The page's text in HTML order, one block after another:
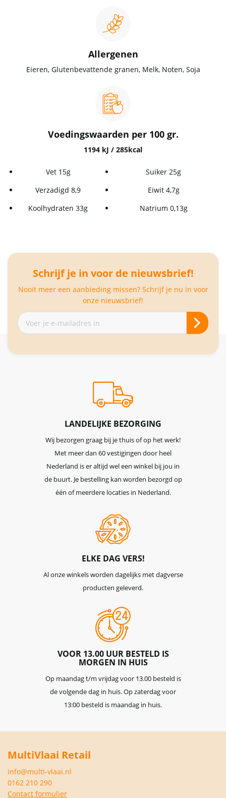
Allergenen
Eieren, Glutenbevattende granen, Melk, Noten, Soja
Voedingswaarden per 100 gr.
1194 kJ / 285kcal
Vet 15g
Verzadigd 8,9
Koolhydraten 33g
Suiker 25g
Eiwit 4,7g
Natrium 0,13g
Schrijf je in voor de nieuwsbrief!
Nooit meer een aanbieding missen? Schrijf je nu in voor
onze nieuwsbrief!
Abonneer
je
LANDELIJKE BEZORGING
Wij bezorgen graag bij je thuis of op het werk!
Met meer dan 60 vestigingen door heel
Nederland is er altijd wel een winkel bij jou in
de buurt. Je bestelling kan worden bezorgd op
één of meerdere locaties in Nederland.
ELKE DAG VERS!
Al onze winkels worden dagelijks met dagverse
producten geleverd.
VOOR 13.00 UUR BESTELD IS
MORGEN IN HUIS
Op maandag t/m vrijdag voor 13.00 besteld is
de volgende dag in huis. Op zaterdag voor
13:00 besteld is maandag in huis.
MultiVlaai Retail
info@multi-vlaai.nl
0162 210 290
Contact formulier